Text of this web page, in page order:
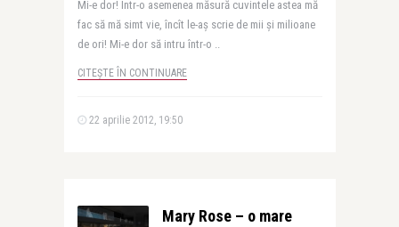
Mi-e dor! Intr-o asemenea măsură cuvintele astea mă
fac să mă simt vie, încît le-aş scrie de mii şi milioane
de ori! Mi-e dor să intru într-o ..
CITEȘTE ÎN CONTINUARE
22 aprilie 2012, 19:50
Mary Rose – o mare